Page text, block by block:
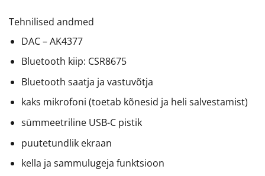
Tehnilised andmed
DAC – AK4377
Bluetooth kiip: CSR8675
Bluetooth saatja ja vastuvõtja
kaks mikrofoni (toetab kõnesid ja heli salvestamist)
sümmeetriline USB-C pistik
puutetundlik ekraan
kella ja sammulugeja funktsioon